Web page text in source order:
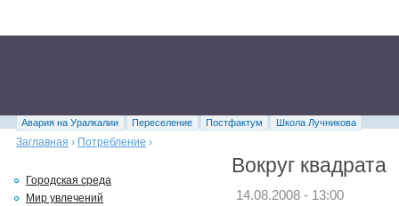
Авария на Уралкалии Переселение Постфактум
Школа Лучникова
Заглавная › Потребление ›
Вокруг квадрата
14.08.2008 - 13:00
Городская среда
Мир увлечений